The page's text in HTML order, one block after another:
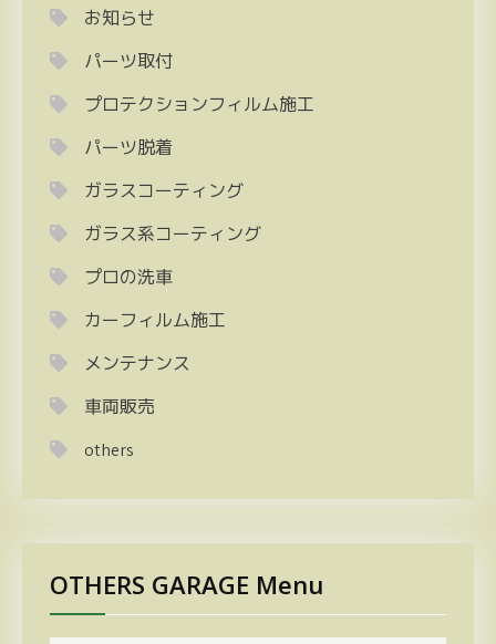
お知らせ
パーツ取付
プロテクションフィルム施工
パーツ脱着
ガラスコーティング
ガラス系コーティング
プロの洗車
カーフィルム施工
メンテナンス
車両販売
others
OTHERS GARAGE Menu